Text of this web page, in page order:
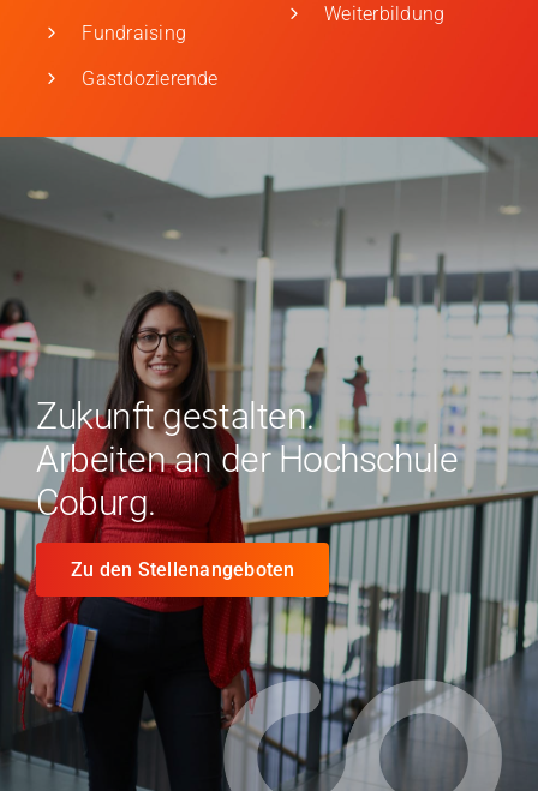
Fundraising
Gastdozierende
Weiterbildung
Zukunft gestalten.
Arbeiten an der Hochschule
Coburg.
Zu den Stellenangeboten